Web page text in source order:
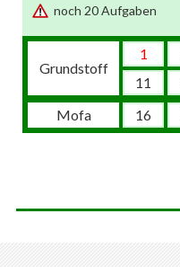
noch 20 Aufgaben
Grundstoff
1
11
Mofa
16